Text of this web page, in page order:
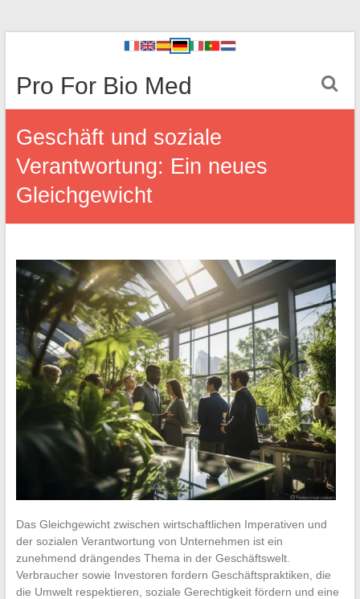
Pro For Bio Med
Geschäft und soziale
Verantwortung: Ein neues
Gleichgewicht
Das Gleichgewicht zwischen wirtschaftlichen Imperativen und
der sozialen Verantwortung von Unternehmen ist ein
zunehmend drängendes Thema in der Geschäftswelt.
Verbraucher sowie Investoren fordern Geschäftspraktiken, die
die Umwelt respektieren, soziale Gerechtigkeit fördern und eine